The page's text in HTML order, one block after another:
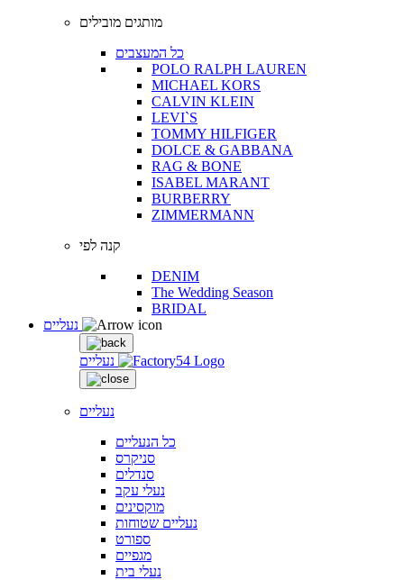
מותגים מובילים
כל המעצבים
POLO RALPH LAUREN
MICHAEL KORS
CALVIN KLEIN
LEVI`S
TOMMY HILFIGER
DOLCE & GABBANA
RAG & BONE
ISABEL MARANT
BURBERRY
ZIMMERMANN
קנה לפי
DENIM
The Wedding Season
BRIDAL
נעליים
נעליים
כל הנעליים
סניקרס
סנדלים
נעלי עקב
מוקסינים
נעליים שטוחות
ספורט
מגפיים
נעלי בית